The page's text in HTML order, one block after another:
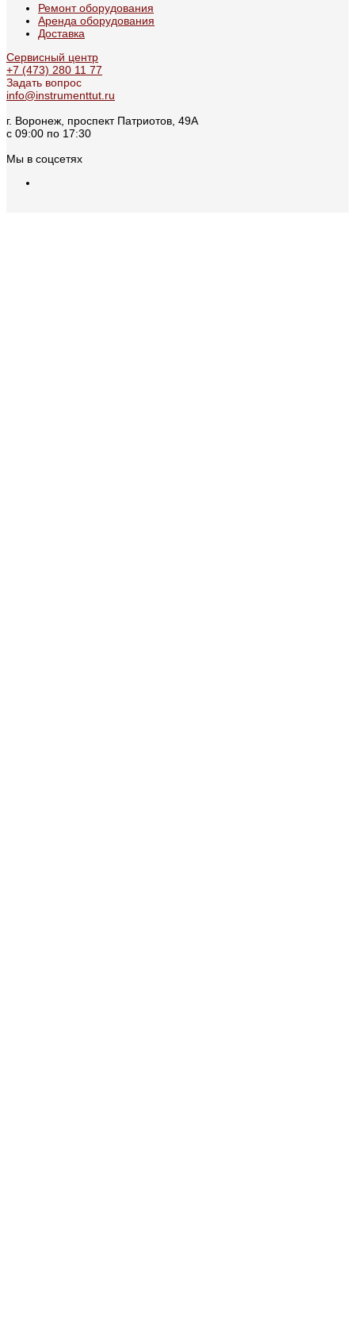
Ремонт оборудования
Аренда оборудования
Доставка
Сервисный центр
+7 (473) 280 11 77
Задать вопрос
info@instrumenttut.ru
г. Воронеж, проспект Патриотов, 49А
с 09:00 по 17:30
Мы в соцсетях